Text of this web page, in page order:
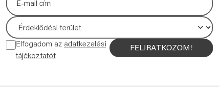
Elfogadom az adatkezelési
tájékoztatót
FELIRATKOZOM!